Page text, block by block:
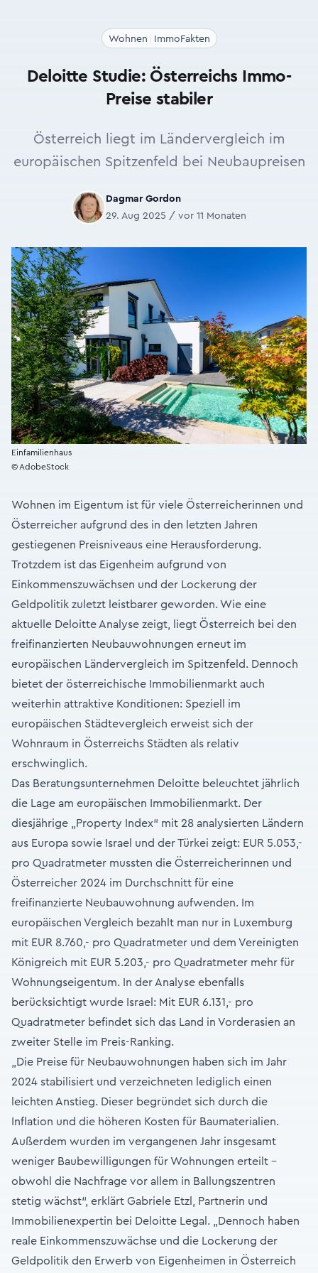
Wohnen ImmoFakten
Deloitte Studie: Österreichs Immo-
Preise stabiler
Österreich liegt im Ländervergleich im
europäischen Spitzenfeld bei Neubaupreisen
Dagmar Gordon
29. Aug 2025 / vor 11 Monaten
Einfamilienhaus
© AdobeStock
Wohnen im Eigentum ist für viele Österreicherinnen und
Österreicher aufgrund des in den letzten Jahren
gestiegenen Preisniveaus eine Herausforderung.
Trotzdem ist das Eigenheim aufgrund von
Einkommenszuwächsen und der Lockerung der
Geldpolitik zuletzt leistbarer geworden. Wie eine
aktuelle Deloitte Analyse zeigt, liegt Österreich bei den
freifinanzierten Neubauwohnungen erneut im
europäischen Ländervergleich im Spitzenfeld. Dennoch
bietet der österreichische Immobilienmarkt auch
weiterhin attraktive Konditionen: Speziell im
europäischen Städtevergleich erweist sich der
Wohnraum in Österreichs Städten als relativ
erschwinglich.
Das Beratungsunternehmen Deloitte beleuchtet jährlich
die Lage am europäischen Immobilienmarkt. Der
diesjährige „Property Index“ mit 28 analysierten Ländern
aus Europa sowie Israel und der Türkei zeigt: EUR 5.053,-
pro Quadratmeter mussten die Österreicherinnen und
Österreicher 2024 im Durchschnitt für eine
freifinanzierte Neubauwohnung aufwenden. Im
europäischen Vergleich bezahlt man nur in Luxemburg
mit EUR 8.760,- pro Quadratmeter und dem Vereinigten
Königreich mit EUR 5.203,- pro Quadratmeter mehr für
Wohnungseigentum. In der Analyse ebenfalls
berücksichtigt wurde Israel: Mit EUR 6.131,- pro
Quadratmeter befindet sich das Land in Vorderasien an
zweiter Stelle im Preis-Ranking.
„Die Preise für Neubauwohnungen haben sich im Jahr
2024 stabilisiert und verzeichneten lediglich einen
leichten Anstieg. Dieser begründet sich durch die
Inflation und die höheren Kosten für Baumaterialien.
Außerdem wurden im vergangenen Jahr insgesamt
weniger Baubewilligungen für Wohnungen erteilt –
obwohl die Nachfrage vor allem in Ballungszentren
stetig wächst“, erklärt Gabriele Etzl, Partnerin und
Immobilienexpertin bei Deloitte Legal. „Dennoch haben
reale Einkommenszuwächse und die Lockerung der
Geldpolitik den Erwerb von Eigenheimen in Österreich